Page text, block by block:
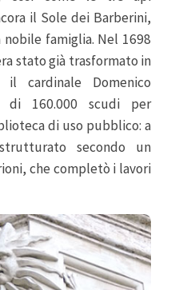
il Sole dei Barberini,
famiglia. Nel 1698
stato già trasformato in
cardinale Domenico
di 160.000 scudi per
di uso pubblico: a
secondo un
che completò i lavori